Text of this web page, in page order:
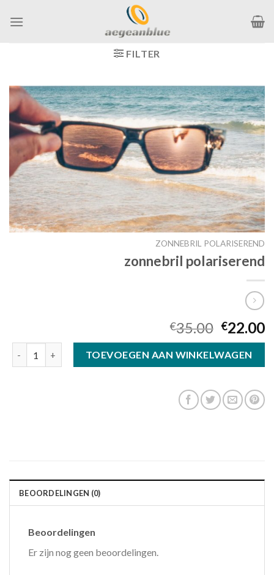
naar
FILTER
ZONNEBRIL POLARISEREND
zonnebril polariserend
€35.00 €22.00
TOEVOEGEN AAN WINKELWAGEN
BEOORDELINGEN (0)
Beoordelingen
Er zijn nog geen beoordelingen.